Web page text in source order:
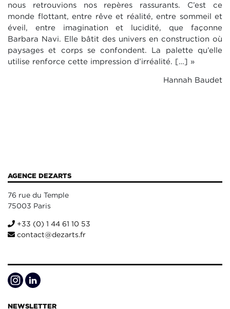
nous retrouvions nos repères rassurants. C’est ce
monde flottant, entre rêve et réalité, entre sommeil et
éveil, entre imagination et lucidité, que façonne
Barbara Navi. Elle bâtit des univers en construction où
paysages et corps se confondent. La palette qu’elle
utilise renforce cette impression d’irréalité. […] »
Hannah Baudet
AGENCE DEZARTS
76 rue du Temple
75003 Paris
+33 (0) 1 44 61 10 53
contact@dezarts.fr
NEWSLETTER